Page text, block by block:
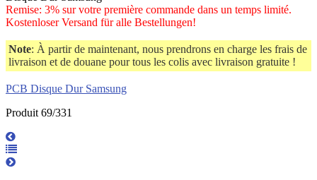
Remise: 3% sur votre première commande dans un temps limité.
Kostenloser Versand für alle Bestellungen!
Note: À partir de maintenant, nous prendrons en charge les frais de
livraison et de douane pour tous les colis avec livraison gratuite !
PCB Disque Dur Samsung
Produit 69/331